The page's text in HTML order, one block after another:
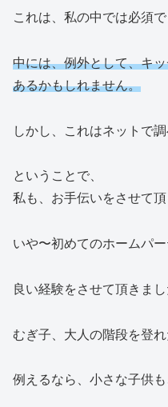
これは、私の中では必須で
中には、例外として、キ
あるかもしれません。
しかし、これはネットで
ということで、
私も、お手伝いをさせて頂
いや〜初めてのホームパー
良い経験をさせて頂きまし
むぎ子、大人の階段を登
例えるなら、小さな子供も